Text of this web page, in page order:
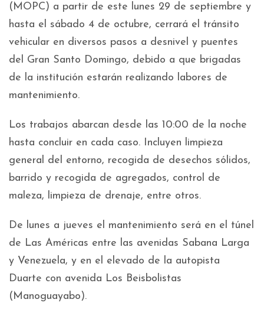
(MOPC) a partir de este lunes 29 de septiembre y
hasta el sábado 4 de octubre, cerrará el tránsito
vehicular en diversos pasos a desnivel y puentes
del Gran Santo Domingo, debido a que brigadas
de la institución estarán realizando labores de
mantenimiento.
Los trabajos abarcan desde las 10:00 de la noche
hasta concluir en cada caso. Incluyen limpieza
general del entorno, recogida de desechos sólidos,
barrido y recogida de agregados, control de
maleza, limpieza de drenaje, entre otros.
De lunes a jueves el mantenimiento será en el túnel
de Las Américas entre las avenidas Sabana Larga
y Venezuela, y en el elevado de la autopista
Duarte con avenida Los Beisbolistas
(Manoguayabo).